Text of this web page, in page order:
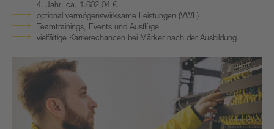
4. Jahr: ca. 1.602,04 €
optional vermögenswirksame Leistungen (VWL)
Teamtrainings, Events und Ausflüge
vielfältige Karrierechancen bei Märker nach der Ausbildung